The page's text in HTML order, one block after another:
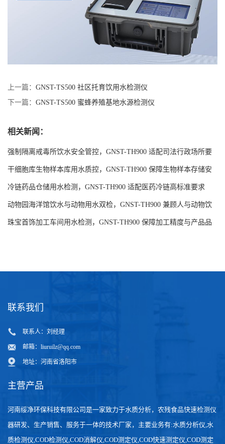
上一篇： GNST-TS500 社区托育饮用水检测仪
下一篇： GNST-TS500 蜜蜂养殖基地水源检测仪
相关新闻：
强制隔离戒毒所饮水安全管控，GNST-TH900 适配司法行政场所要
求
干细胞库生物样本库用水质控，GNST-TH900 保障生物样本存储安
全
冷链药品仓储用水检测，GNST-TH900 适配医药冷链高标准要求
动物园海洋馆饮水与动物用水双检，GNST-TH900 兼顾人与动物饮
水安全
珠宝首饰加工车间用水检测，GNST-TH900 保障加工精度与产品品
联系我们
联系人：刘经理
邮箱： liuruilz@qq.com
地址：河南省洛阳市
主营产品
河南绥净环保科技有限公司是一家致力于水质分析，农残食品快速检测仪
器研发、生产销售、服务于一体的技术厂家，主要业务有:水质分析仪,水
质检测仪,COD检测仪,COD消解仪,COD测定仪,COD快速测定仪,COD测定